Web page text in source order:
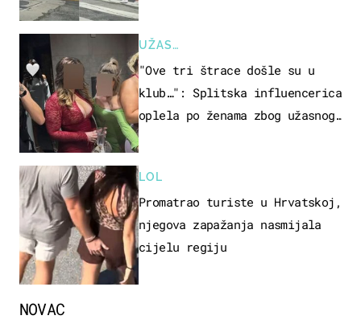
UŽAS…
"Ove tri štrace došle su u
klub…": Splitska influencerica
oplela po ženama zbog užasnog
LOL
Promatrao turiste u Hrvatskoj,
njegova zapažanja nasmijala
cijelu regiju
NOVAC